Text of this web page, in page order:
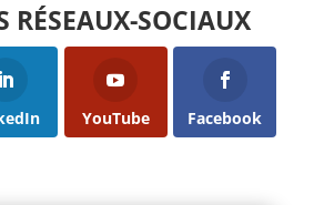
RÉSEAUX-SOCIAUX
YouTube Facebook